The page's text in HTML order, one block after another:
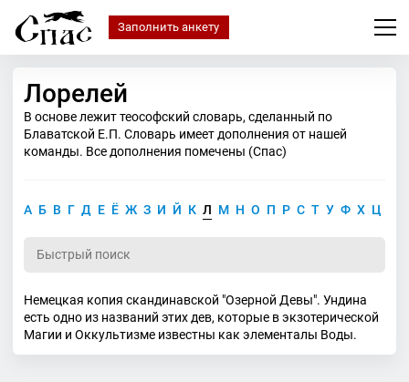
Заполнить анкету
Лорелей
В основе лежит теософский словарь, сделанный по
Блаватской Е.П. Словарь имеет дополнения от нашей
команды. Все дополнения помечены (Спас)
А Б В Г Д Е Ё Ж З И Й К Л М Н О П Р С Т У Ф Х Ц
Немецкая копия скандинавской "Озерной Девы". Ундина
есть одно из названий этих дев, которые в экзотерической
Магии и Оккультизме известны как элементалы Воды.